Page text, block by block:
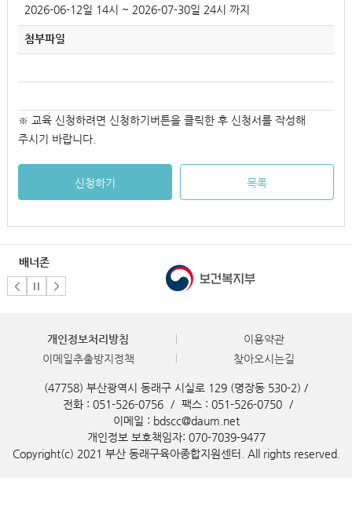
2026-06-12일 14시 ~ 2026-07-30일 24시 까지
첨부파일
※ 교육 신청하려면 신청하기버튼을 클릭한 후 신청서를 작성해
주시기 바랍니다.
신청하기 목록
배너존
개인정보처리방침
이용약관
이메일추출방지정책
찾아오시는길
(47758) 부산광역시 동래구 시실로 129 (명장동 530-2) /
전화 : 051-526-0756
/ 팩스 : 051-526-0750
/
이메일 : bdscc@daum.net
개인정보 보호책임자: 070-7039-9477
Copyright(c) 2021 부산 동래구육아종합지원센터. All rights reserved.